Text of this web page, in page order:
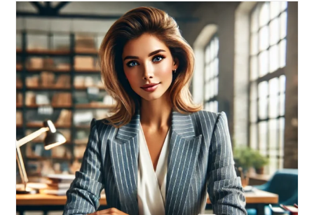
Kaja
Und
Das
Geheimnis
Des
Zauberwalds.
30
Spannende
Und
Lehrreiche
Kindergeschichten
Im
Wald